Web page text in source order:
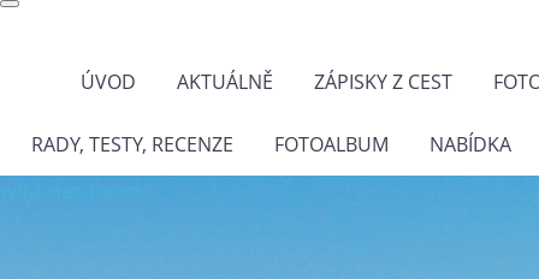
ÚVOD AKTUÁLNĚ ZÁPISKY Z CEST
RADY, TESTY, RECENZE FOTOALBUM NABÍDKA